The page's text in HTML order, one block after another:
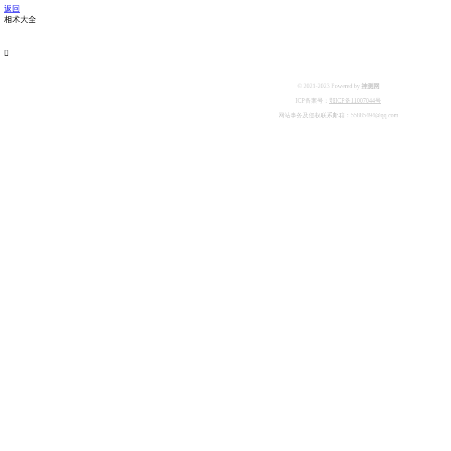
返回
相术大全

© 2021-2023 Powered by 神测网
ICP备案号： 鄂ICP备11007044号
网站事务及侵权联系邮箱：55885494@qq.com